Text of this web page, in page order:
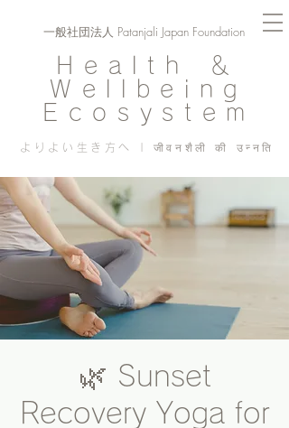
Health ＆
Wellbeing
Ecosystem
よりよい生き方へ | जीवनशैली की उन्नति
一般社団法人 Patanjali Japan Foundation
🌿 Sunset
Recovery Yoga for